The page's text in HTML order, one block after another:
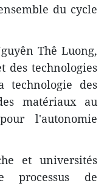
du cycle
Thê Luong,
des technologies
des
matériaux au
l'autonomie
et universités
processus de